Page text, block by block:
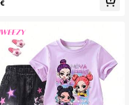
paars-wit contrasterend
stof, energieke outfit, c
sportieve zomerkleding set